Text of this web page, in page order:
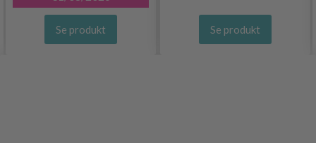
Se produkt Se produkt